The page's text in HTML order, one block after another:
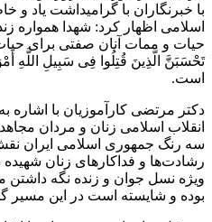
با خبرنگاران با گرامیداشت یاد و
اسلامی اظهار کرد: شهدا همواره
حیات و ممات آنان صفتی برای
تَحْسَبَنَّ الَّذِینَ قُتِلُوا فِی سَبِیلِ اللَّهِ
است.
دکتر مرتضی کارآموزیان با اشاره
انقلاب اسلامی زنان و مردان
سه رنگ جمهوری اسلامی ایران نقش
رشادت‌ها و فداکارهای زنان شهیده
ویژه نسل جوان و زنده نگه داشتن
بوده و شایسته است در این مسیر